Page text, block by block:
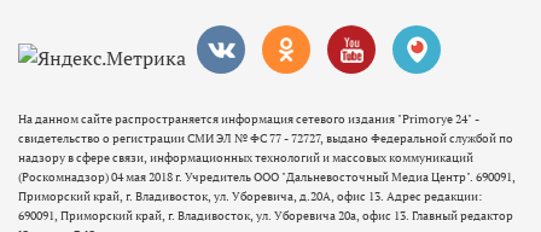
На данном сайте распространяется информация сетевого издания "Primorye 24" -
свидетельство о регистрации СМИ ЭЛ № ФС 77 - 72727, выдано Федеральной службой по
надзору в сфере связи, информационных технологий и массовых коммуникаций
(Роскомнадзор) 04 мая 2018 г. Учредитель ООО "Дальневосточный Медиа Центр". 690091,
Приморский край, г. Владивосток, ул. Уборевича, д.20А, офис 13. Адрес редакции:
690091, Приморский край, г. Владивосток, ул. Уборевича 20а, офис 13. Главный редактор